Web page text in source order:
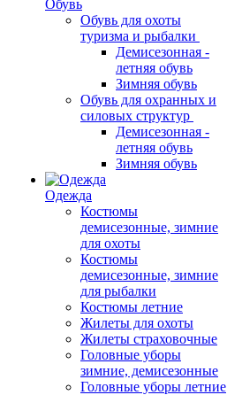
Обувь
Обувь для охоты
туризма и рыбалки
Демисезонная -
летняя обувь
Зимняя обувь
Обувь для охранных и
силовых структур
Демисезонная -
летняя обувь
Зимняя обувь
Одежда
Костюмы
демисезонные, зимние
для охоты
Костюмы
демисезонные, зимние
для рыбалки
Костюмы летние
Жилеты для охоты
Жилеты страховочные
Головные уборы
зимние, демисезонные
Головные уборы летние